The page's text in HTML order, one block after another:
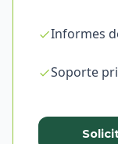
Informes
Soporte